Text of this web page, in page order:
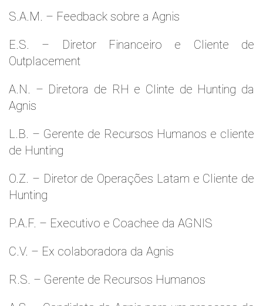
S.A.M. – Feedback sobre a Agnis
E.S. – Diretor Financeiro e Cliente de
Outplacement
A.N. – Diretora de RH e Clinte de Hunting da
Agnis
L.B. – Gerente de Recursos Humanos e cliente
de Hunting
O.Z. – Diretor de Operações Latam e Cliente de
Hunting
P.A.F. – Executivo e Coachee da AGNIS
C.V. – Ex colaboradora da Agnis
R.S. – Gerente de Recursos Humanos